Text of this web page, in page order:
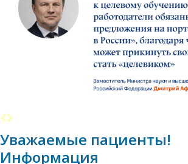
Уважаемые пациенты!
Информация